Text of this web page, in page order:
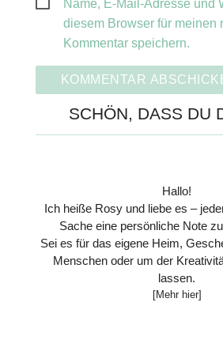
Name, E-Mail-Adresse und
diesem Browser für meinen
Kommentar speichern.
SCHÖN, DASS DU
Hallo!
Ich heiße Rosy und liebe es –
Sache eine persönliche Note
Sei es für das eigene Heim,
Menschen oder um der
lassen.
[Mehr hier]